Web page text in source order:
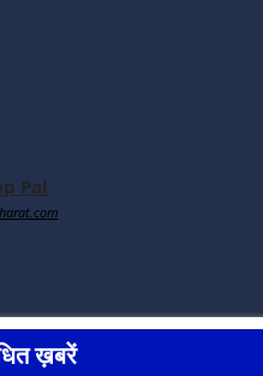
Pal
ख़बरें